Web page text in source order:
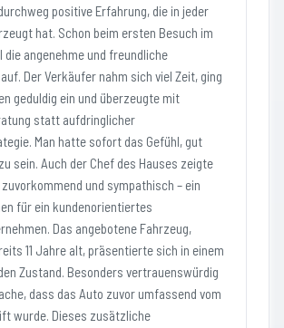
positive Erfahrung, die in jeder
hat. Schon beim ersten Besuch im
die angenehme und freundliche
Der Verkäufer nahm sich viel Zeit, ging
geduldig ein und überzeugte mit
statt aufdringlicher
Man hatte sofort das Gefühl, gut
sein. Auch der Chef des Hauses zeigte
und sympathisch – ein
für ein kundenorientiertes
Das angebotene Fahrzeug,
11 Jahre alt, präsentierte sich in einem
Zustand. Besonders vertrauenswürdig
dass das Auto zuvor umfassend vom
wurde. Dieses zusätzliche